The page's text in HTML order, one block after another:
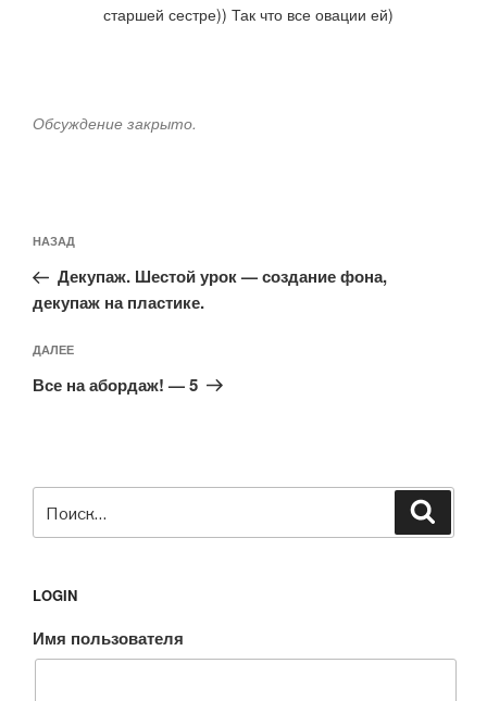
старшей сестре)) Так что все овации ей)
Обсуждение закрыто.
по
записям
Предыдущая
запись:
НАЗАД
Декупаж. Шестой урок — создание фона,
декупаж на пластике.
Следующая
запись
ДАЛЕЕ
Все на абордаж! — 5
LOGIN
Имя пользователя